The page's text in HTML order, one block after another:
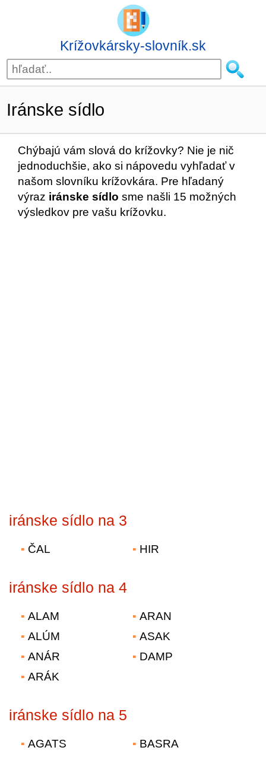
Krížovkársky-slovník.sk
Iránske sídlo
Chýbajú vám slová do krížovky? Nie je nič
jednoduchšie, ako si nápovedu vyhľadať v
našom slovníku krížovkára. Pre hľadaný
výraz iránske sídlo sme našli 15 možných
výsledkov pre vašu krížovku.
iránske sídlo na 3
ČAL HIR
iránske sídlo na 4
ALAM
ALÚM
ANÁR
ARÁK
ARAN
ASAK
DAMP
iránske sídlo na 5
AGATS
BASRA